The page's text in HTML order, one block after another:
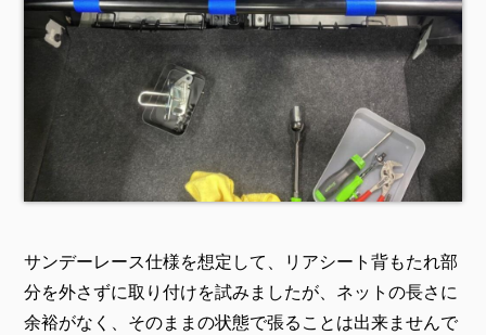
サンデーレース仕様を想定して、リアシート背もたれ部
分を外さずに取り付けを試みましたが、ネットの長さに
余裕がなく、そのままの状態で張ることは出来ませんで